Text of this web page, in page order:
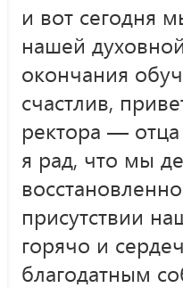
и вот сегодня
нашей
окончания
счастлив,
ректора —
я рад, что мы
присутствии
горячо и
благодатным